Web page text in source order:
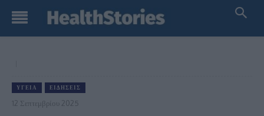
ΥΓΕΊΑ ΕΙΔΉΣΕΙΣ
12 Σεπτεμβρίου 2025